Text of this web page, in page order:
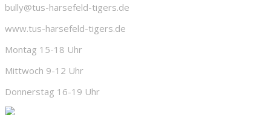
bully@tus-harsefeld-tigers.de
www.tus-harsefeld-tigers.de
Montag 15-18 Uhr
Mittwoch 9-12 Uhr
Donnerstag 16-19 Uhr